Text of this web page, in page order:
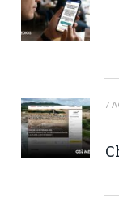
7